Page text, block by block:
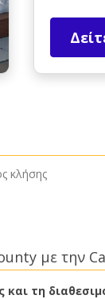
κλήσης
με την
και τη